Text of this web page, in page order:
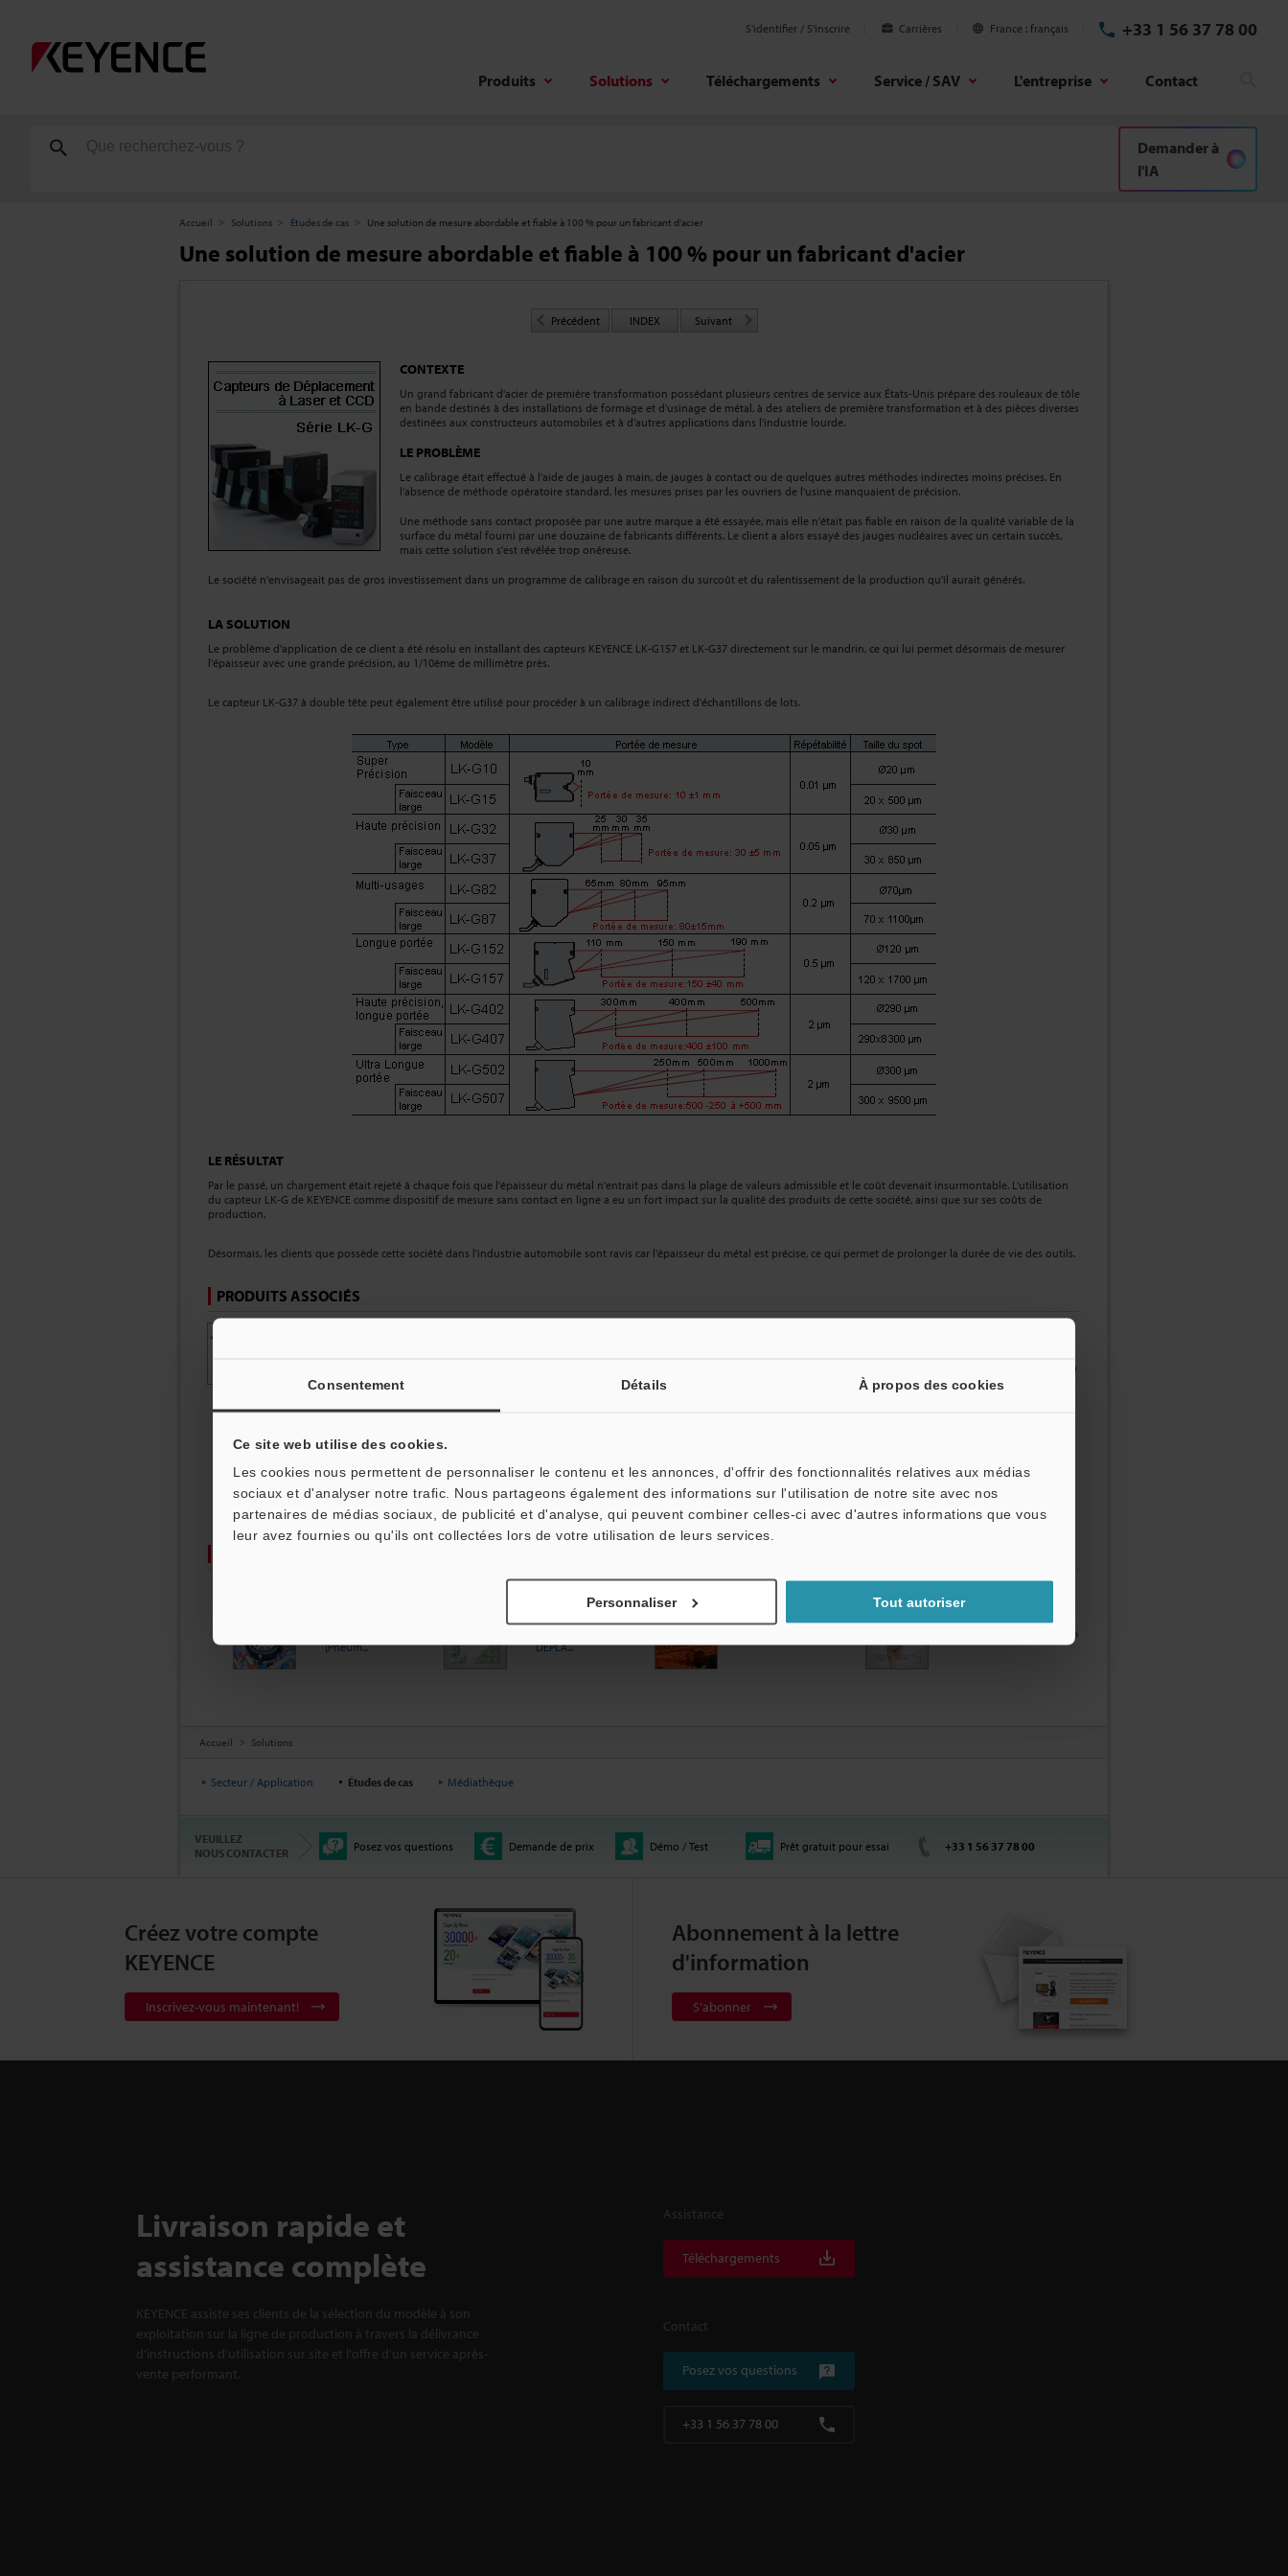
Consentement Détails À propos des cookies
Ce site web utilise des cookies.
Les cookies nous permettent de personnaliser le contenu et les annonces, d'offrir des fonctionnalités relatives aux médias
sociaux et d'analyser notre trafic. Nous partageons également des informations sur l'utilisation de notre site avec nos
partenaires de médias sociaux, de publicité et d'analyse, qui peuvent combiner celles-ci avec d'autres informations que vous
leur avez fournies ou qu'ils ont collectées lors de votre utilisation de leurs services.
Personnaliser Tout autoriser
S'identifier / S’inscrire Carrières France français +33 1 56 37 78 00
Produits Solutions Téléchargements Service / SAV L'entreprise Contact
Demander à
l'IA
Accueil Solutions Études de cas Une solution de mesure abordable et fiable à 100 % pour un fabricant d'acier
Une solution de mesure abordable et fiable à 100 % pour un fabricant d'acier
Précédent INDEX Suivant
CONTEXTE
Un grand fabricant d'acier de première transformation possédant plusieurs centres de service aux États-Unis prépare des rouleaux de tôle
en bande destinés à des installations de formage et d'usinage de métal, à des ateliers de première transformation et à des pièces diverses
destinées aux constructeurs automobiles et à d'autres applications dans l'industrie lourde.
LE PROBLÈME
Le calibrage était effectué à l'aide de jauges à main, de jauges à contact ou de quelques autres méthodes indirectes moins précises. En
l'absence de méthode opératoire standard, les mesures prises par les ouvriers de l'usine manquaient de précision.
Une méthode sans contact proposée par une autre marque a été essayée, mais elle n'était pas fiable en raison de la qualité variable de la
surface du métal fourni par une douzaine de fabricants différents. Le client a alors essayé des jauges nucléaires avec un certain succès,
mais cette solution s'est révélée trop onéreuse.
Le société n'envisageait pas de gros investissement dans un programme de calibrage en raison du surcoût et du ralentissement de la production qu'il aurait générés.
LA SOLUTION
Le problème d'application de ce client a été résolu en installant des capteurs KEYENCE LK-G157 et LK-G37 directement sur le mandrin, ce qui lui permet désormais de mesurer
l'épaisseur avec une grande précision, au 1/10ème de millimètre près.
Le capteur LK-G37 à double tête peut également être utilisé pour procéder à un calibrage indirect d'échantillons de lots.
LE RÉSULTAT
Par le passé, un chargement était rejeté à chaque fois que l'épaisseur du métal n'entrait pas dans la plage de valeurs admissible et le coût devenait insurmontable. L'utilisation
du capteur LK-G de KEYENCE comme dispositif de mesure sans contact en ligne a eu un fort impact sur la qualité des produits de cette société, ainsi que sur ses coûts de
production.
Désormais, les clients que possède cette société dans l'industrie automobile sont ravis car l'épaisseur du métal est précise, ce qui permet de prolonger la durée de vie des outils.
PRODUITS ASSOCIÉS
Les capteurs de déplacement à triangulation laser de la Série LK-G5000 offrent une grande vitesse et une haute précision pour les mesures sans contact. Grâce à
des technologies avancées, comme le capteur RS-CMOS et l’optique HDE, ces capteurs garantissent des résultats fiables sur de nombreux matériaux, en
maintenant toujours la mise au point du faisceau lumineux. Cette technologie assure une excellente linéarité (0,02 % de la pleine échelle) et une grande
répétabilité (0,005 µm). Avec une vitesse d’échantillonnage pouvant atteindre 392 kHz, la Série LK-G5000 peut suivre les vibrations et détecter les moindres
choisir le capteur idéal en fonction de la plage de mesure, de la précision ou encore de la taille du spot laser.
Suivant
[Pneum...
DÉPLA...
contrôle [Acier]
SÉLECTIONNER UN
Accueil Solutions
Secteur / Application Études de cas Médiathèque
VEUILLEZ
NOUS CONTACTER
Posez vos questions Demande de prix Démo / Test Prêt gratuit pour essai +33 1 56 37 78 00
Créez votre compte
KEYENCE
Inscrivez-vous maintenant!
Abonnement à la lettre
d'information
S'abonner
Livraison rapide et
assistance complète
KEYENCE assiste ses clients de la sélection du modèle à son
exploitation sur la ligne de production à travers la délivrance
d'instructions d'utilisation sur site et l'offre d'un service après-
vente performant.
Assistance
Téléchargements
Contact
Posez vos questions
+33 1 56 37 78 00